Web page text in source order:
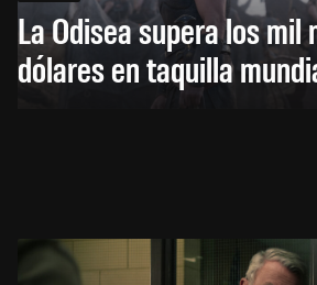
La Odisea supera los mil
dólares en taquilla